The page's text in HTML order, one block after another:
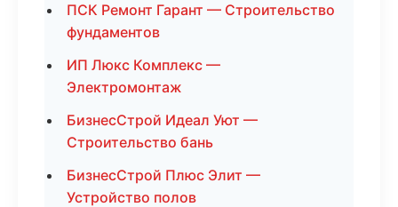
ПСК Ремонт Гарант — Строительство
фундаментов
ИП Люкс Комплекс —
Электромонтаж
БизнесСтрой Идеал Уют —
Строительство бань
БизнесСтрой Плюс Элит —
Устройство полов